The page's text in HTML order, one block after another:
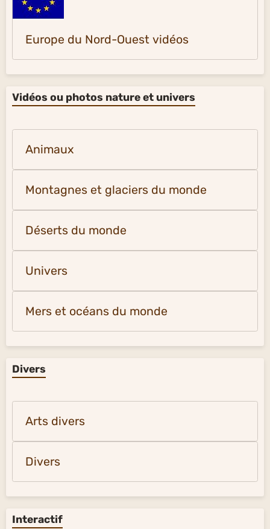
Europe du Nord-Ouest vidéos
Vidéos ou photos nature et univers
Animaux
Montagnes et glaciers du monde
Déserts du monde
Univers
Mers et océans du monde
Divers
Arts divers
Divers
Interactif